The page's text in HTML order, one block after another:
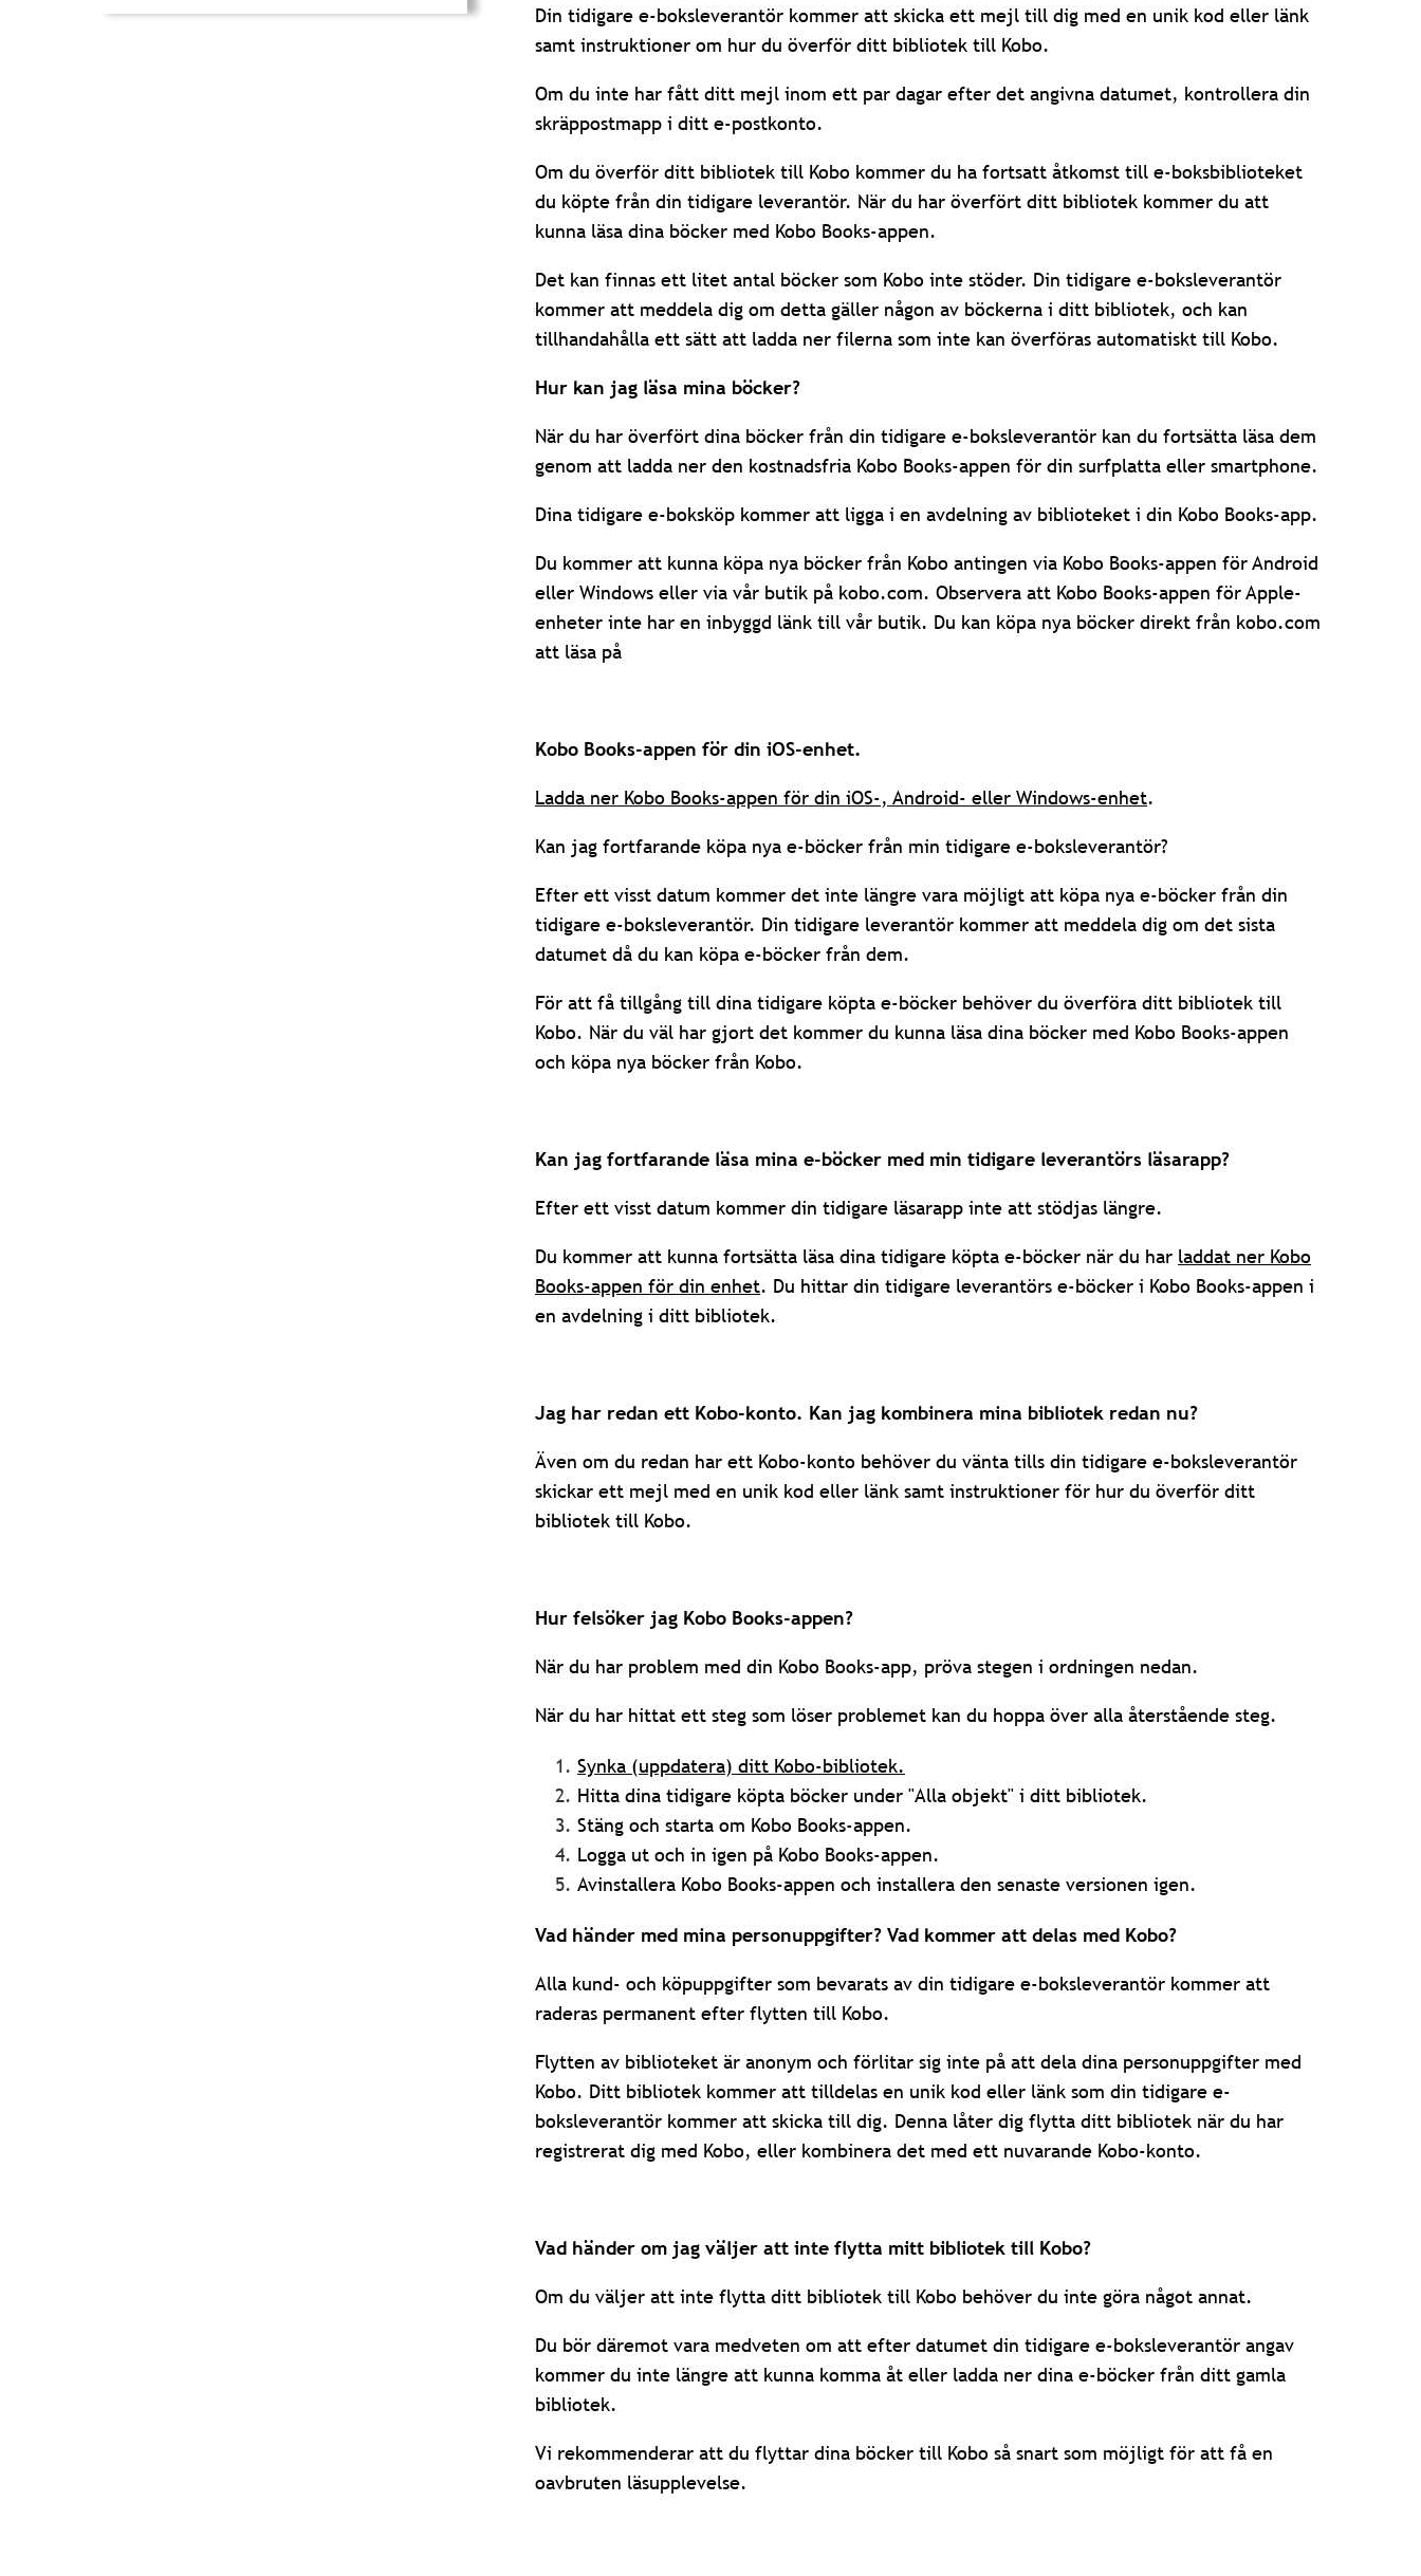
Din tidigare e-boksleverantör kommer att skicka ett mejl till dig med en unik kod eller länk
samt instruktioner om hur du överför ditt bibliotek till Kobo.
Om du inte har fått ditt mejl inom ett par dagar efter det angivna datumet, kontrollera din
skräppostmapp i ditt e-postkonto.
Om du överför ditt bibliotek till Kobo kommer du ha fortsatt åtkomst till e-boksbiblioteket
du köpte från din tidigare leverantör. När du har överfört ditt bibliotek kommer du att
kunna läsa dina böcker med Kobo Books-appen.
Det kan finnas ett litet antal böcker som Kobo inte stöder. Din tidigare e-boksleverantör
kommer att meddela dig om detta gäller någon av böckerna i ditt bibliotek, och kan
tillhandahålla ett sätt att ladda ner filerna som inte kan överföras automatiskt till Kobo.
Hur kan jag läsa mina böcker?
När du har överfört dina böcker från din tidigare e-boksleverantör kan du fortsätta läsa dem
genom att ladda ner den kostnadsfria Kobo Books-appen för din surfplatta eller smartphone.
Dina tidigare e-boksköp kommer att ligga i en avdelning av biblioteket i din Kobo Books-app.
Du kommer att kunna köpa nya böcker från Kobo antingen via Kobo Books-appen för Android
eller Windows eller via vår butik på kobo.com. Observera att Kobo Books-appen för Apple-
enheter inte har en inbyggd länk till vår butik. Du kan köpa nya böcker direkt från kobo.com
att läsa på
Kobo Books-appen för din iOS-enhet.
Ladda ner Kobo Books-appen för din iOS-, Android- eller Windows-enhet.
Kan jag fortfarande köpa nya e-böcker från min tidigare e-boksleverantör?
Efter ett visst datum kommer det inte längre vara möjligt att köpa nya e-böcker från din
tidigare e-boksleverantör. Din tidigare leverantör kommer att meddela dig om det sista
datumet då du kan köpa e-böcker från dem.
För att få tillgång till dina tidigare köpta e-böcker behöver du överföra ditt bibliotek till
Kobo. När du väl har gjort det kommer du kunna läsa dina böcker med Kobo Books-appen
och köpa nya böcker från Kobo.
Kan jag fortfarande läsa mina e-böcker med min tidigare leverantörs läsarapp?
Efter ett visst datum kommer din tidigare läsarapp inte att stödjas längre.
Du kommer att kunna fortsätta läsa dina tidigare köpta e-böcker när du har laddat ner Kobo
Books-appen för din enhet. Du hittar din tidigare leverantörs e-böcker i Kobo Books-appen i
en avdelning i ditt bibliotek.
Jag har redan ett Kobo-konto. Kan jag kombinera mina bibliotek redan nu?
Även om du redan har ett Kobo-konto behöver du vänta tills din tidigare e-boksleverantör
skickar ett mejl med en unik kod eller länk samt instruktioner för hur du överför ditt
bibliotek till Kobo.
Hur felsöker jag Kobo Books-appen?
När du har problem med din Kobo Books-app, pröva stegen i ordningen nedan.
När du har hittat ett steg som löser problemet kan du hoppa över alla återstående steg.
Synka (uppdatera) ditt Kobo-bibliotek.
Hitta dina tidigare köpta böcker under "Alla objekt" i ditt bibliotek.
Stäng och starta om Kobo Books-appen.
Logga ut och in igen på Kobo Books-appen.
Avinstallera Kobo Books-appen och installera den senaste versionen igen.
Vad händer med mina personuppgifter? Vad kommer att delas med Kobo?
Alla kund- och köpuppgifter som bevarats av din tidigare e-boksleverantör kommer att
raderas permanent efter flytten till Kobo.
Flytten av biblioteket är anonym och förlitar sig inte på att dela dina personuppgifter med
Kobo. Ditt bibliotek kommer att tilldelas en unik kod eller länk som din tidigare e-
boksleverantör kommer att skicka till dig. Denna låter dig flytta ditt bibliotek när du har
registrerat dig med Kobo, eller kombinera det med ett nuvarande Kobo-konto.
Vad händer om jag väljer att inte flytta mitt bibliotek till Kobo?
Om du väljer att inte flytta ditt bibliotek till Kobo behöver du inte göra något annat.
Du bör däremot vara medveten om att efter datumet din tidigare e-boksleverantör angav
kommer du inte längre att kunna komma åt eller ladda ner dina e-böcker från ditt gamla
bibliotek.
Vi rekommenderar att du flyttar dina böcker till Kobo så snart som möjligt för att få en
oavbruten läsupplevelse.